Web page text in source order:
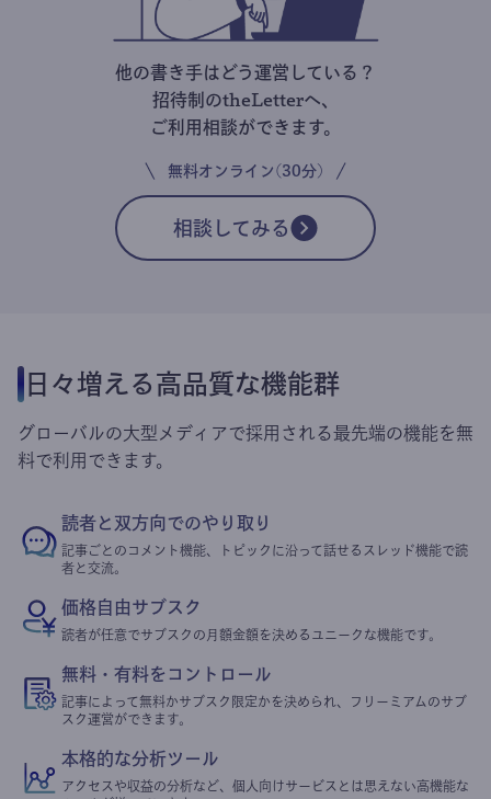
他の書き手はどう運営している？
招待制のtheLetterへ、
ご利用相談ができます。
無料オンライン(30分)
相談してみる
日々増える高品質な機能群
グローバルの大型メディアで採用される最先端の機能を無
料で利用できます。
読者と双方向でのやり取り
記事ごとのコメント機能、トピックに沿って話せるスレッド機能で読
者と交流。
価格自由サブスク
読者が任意でサブスクの月額金額を決めるユニークな機能です。
無料・有料をコントロール
記事によって無料かサブスク限定かを決められ、フリーミアムのサブ
スク運営ができます。
本格的な分析ツール
アクセスや収益の分析など、個人向けサービスとは思えない高機能な